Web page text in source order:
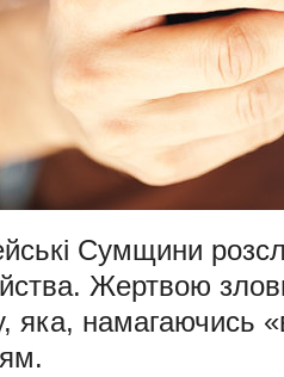
Сумщини
Жертвою
яка, намагаючись